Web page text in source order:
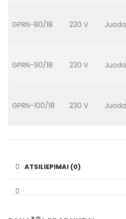
GPRN-80/18 230 V Juoda
GPRN-90/18 230 V Juoda
GPRN-100/18 230 V Juoda
ATSILIEPIMAI (0)